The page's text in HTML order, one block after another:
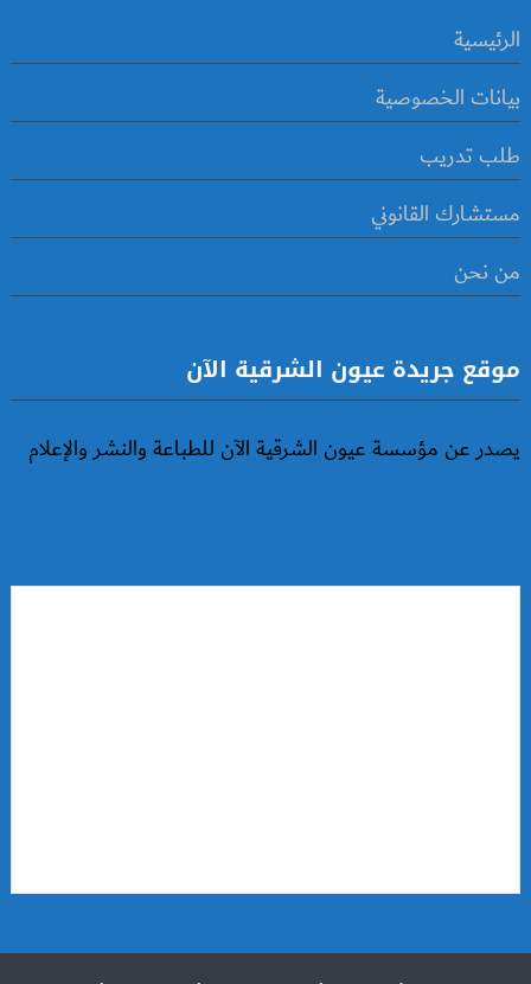
الرئيسية
بيانات الخصوصية
طلب تدريب
مستشارك القانوني
من نحن
موقع جريدة عيون الشرقية الآن
يصدر عن مؤسسة عيون الشرقية الآن للطباعة والنشر والإعلام